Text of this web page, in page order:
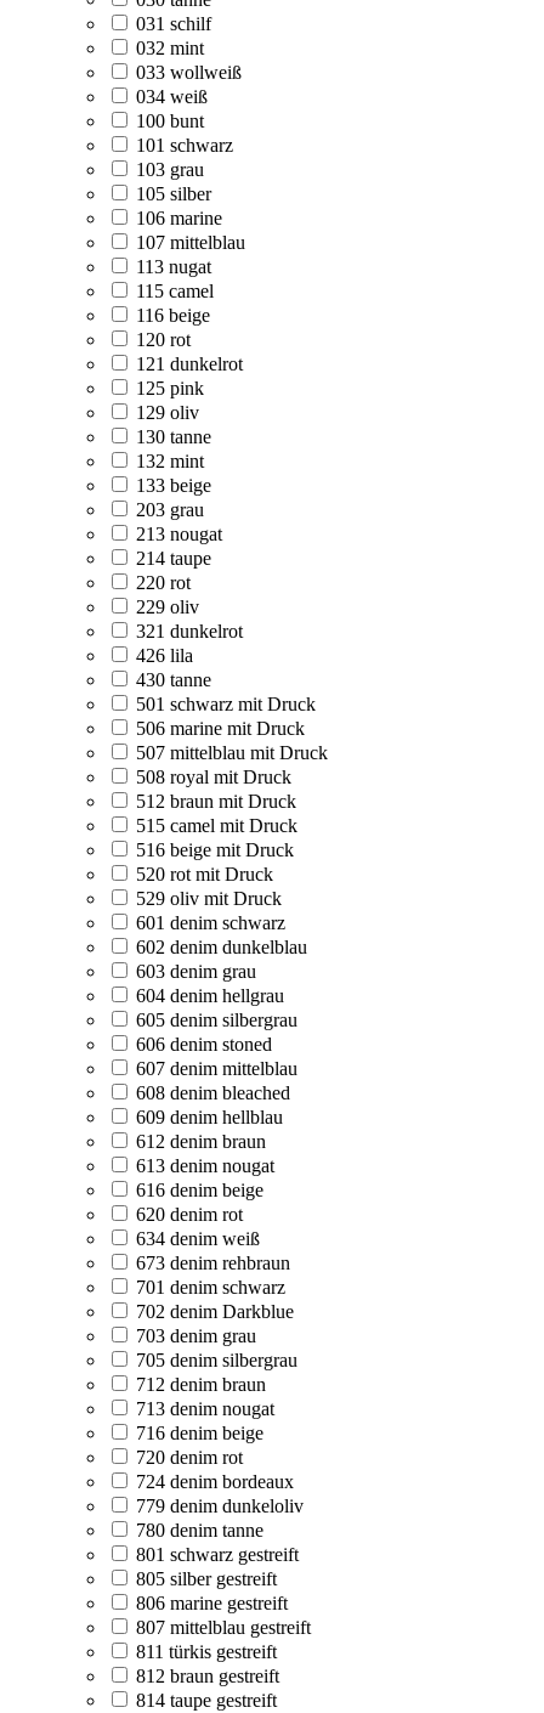
031 schilf
032 mint
033 wollweiß
034 weiß
100 bunt
101 schwarz
103 grau
105 silber
106 marine
107 mittelblau
113 nugat
115 camel
116 beige
120 rot
121 dunkelrot
125 pink
129 oliv
130 tanne
132 mint
133 beige
203 grau
213 nougat
214 taupe
220 rot
229 oliv
321 dunkelrot
426 lila
430 tanne
501 schwarz mit Druck
506 marine mit Druck
507 mittelblau mit Druck
508 royal mit Druck
512 braun mit Druck
515 camel mit Druck
516 beige mit Druck
520 rot mit Druck
529 oliv mit Druck
601 denim schwarz
602 denim dunkelblau
603 denim grau
604 denim hellgrau
605 denim silbergrau
606 denim stoned
607 denim mittelblau
608 denim bleached
609 denim hellblau
612 denim braun
613 denim nougat
616 denim beige
620 denim rot
634 denim weiß
673 denim rehbraun
701 denim schwarz
702 denim Darkblue
703 denim grau
705 denim silbergrau
712 denim braun
713 denim nougat
716 denim beige
720 denim rot
724 denim bordeaux
779 denim dunkeloliv
780 denim tanne
801 schwarz gestreift
805 silber gestreift
806 marine gestreift
807 mittelblau gestreift
811 türkis gestreift
812 braun gestreift
814 taupe gestreift